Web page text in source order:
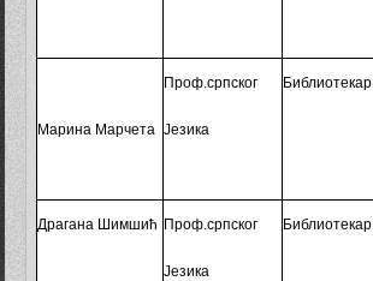
Проф.српског Библиотекар
Марина Марчета Језика
Драгана Шимшић Проф.српског Библиотекар
Језика